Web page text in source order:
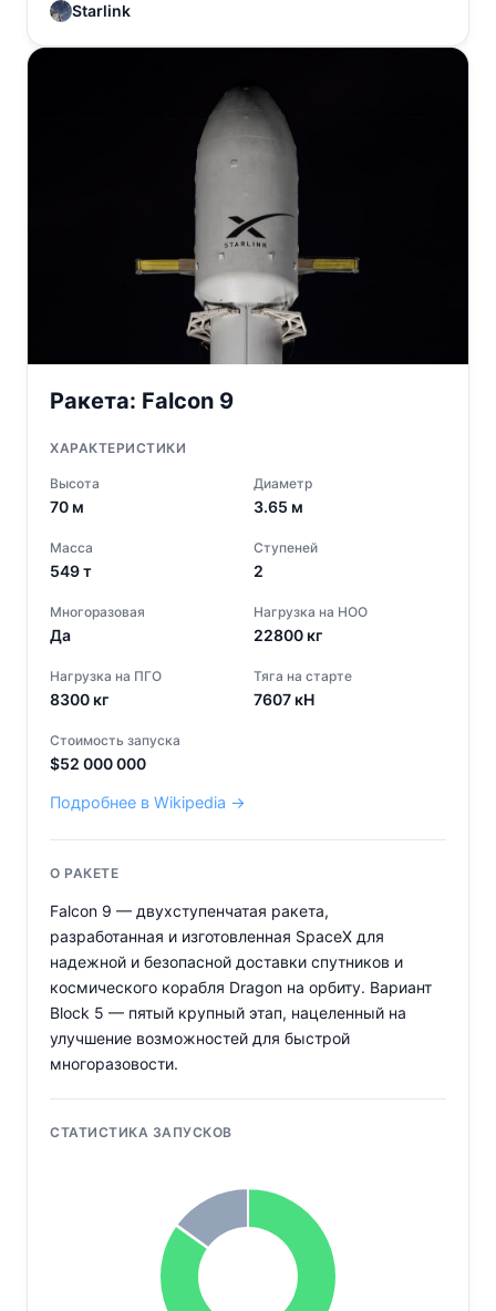
Starlink
Ракета: Falcon 9
ХАРАКТЕРИСТИКИ
Высота
70 м
Диаметр
3.65 м
Масса
549т
Ступеней
2
Многоразовая
Да
Нагрузка на НОО
22800 кг
Нагрузка на ПГО
8300 кг
Тяга на старте
7607 кН
Стоимость запуска
$52 000 000
Подробнее в Wikipedia →
О РАКЕТЕ
Falcon 9 — двухступенчатая ракета,
разработанная и изготовленная SpaceX для
надежной и безопасной доставки спутников и
космического корабля Dragon на орбиту. Вариант
Block 5 — пятый крупный этап, нацеленный на
улучшение возможностей для быстрой
многоразовости.
СТАТИСТИКА ЗАПУСКОВ